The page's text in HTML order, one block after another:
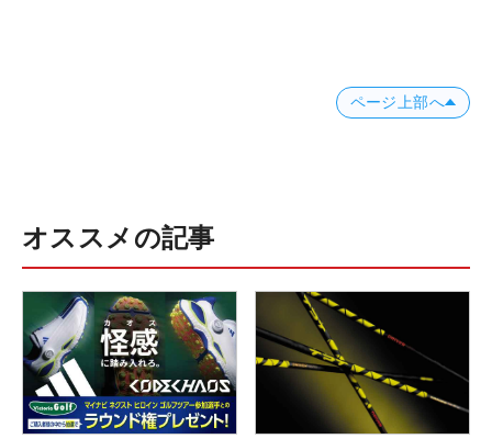
ページ上部へ
オススメの記事